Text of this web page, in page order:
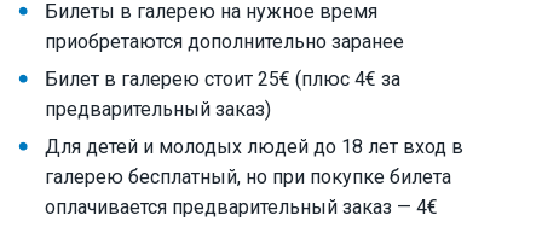
Билеты в галерею на нужное время
приобретаются дополнительно заранее
Билет в галерею стоит 25€ (плюс 4€ за
предварительный заказ)
Для детей и молодых людей до 18 лет вход в
галерею бесплатный, но при покупке билета
оплачивается предварительный заказ — 4€